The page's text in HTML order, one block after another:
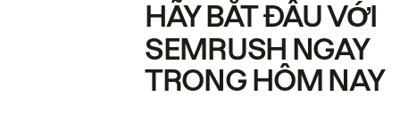
HÃY BẮT ĐẦU VỚI
SEMRUSH NGAY
TRONG HÔM NAY